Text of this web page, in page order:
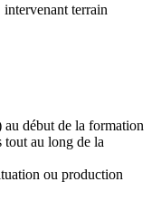
terrain
début de la formation
tout au long de la
ou production